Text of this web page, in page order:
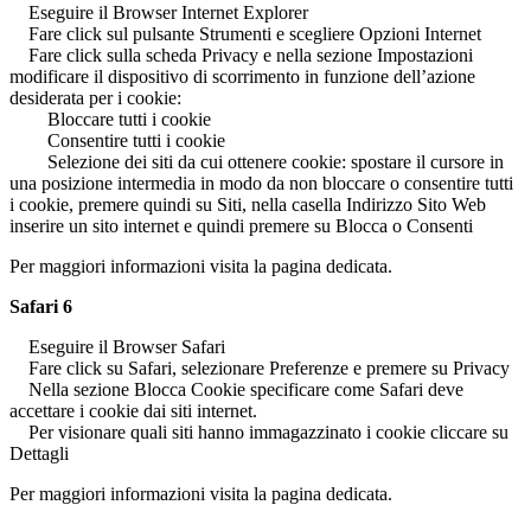
Eseguire il Browser Internet Explorer
Fare click sul pulsante Strumenti e scegliere Opzioni Internet
Fare click sulla scheda Privacy e nella sezione Impostazioni
modificare il dispositivo di scorrimento in funzione dell’azione
desiderata per i cookie:
Bloccare tutti i cookie
Consentire tutti i cookie
Selezione dei siti da cui ottenere cookie: spostare il cursore in
una posizione intermedia in modo da non bloccare o consentire tutti
i cookie, premere quindi su Siti, nella casella Indirizzo Sito Web
inserire un sito internet e quindi premere su Blocca o Consenti
Per maggiori informazioni visita la pagina dedicata.
Safari 6
Eseguire il Browser Safari
Fare click su Safari, selezionare Preferenze e premere su Privacy
Nella sezione Blocca Cookie specificare come Safari deve
accettare i cookie dai siti internet.
Per visionare quali siti hanno immagazzinato i cookie cliccare su
Dettagli
Per maggiori informazioni visita la pagina dedicata.